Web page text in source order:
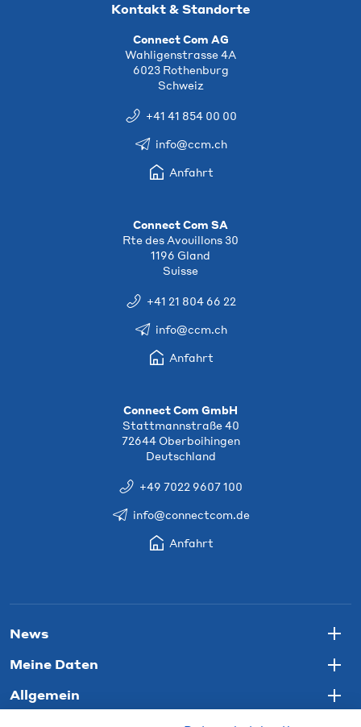
Kontakt & Standorte
Connect Com AG
Wahligenstrasse 4A
6023 Rothenburg
Schweiz
+41 41 854 00 00
info@ccm.ch
Anfahrt
Connect Com SA
Rte des Avouillons 30
1196 Gland
Suisse
+41 21 804 66 22
info@ccm.ch
Anfahrt
Connect Com GmbH
Stattmannstraße 40
72644 Oberboihingen
Deutschland
+49 7022 9607 100
info@connectcom.de
Anfahrt
News
Meine Daten
Allgemein